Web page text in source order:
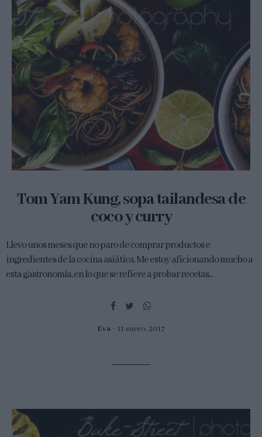
Tom Yam Kung, sopa tailandesa de
coco y curry
Llevo unos meses que no paro de comprar productos e
ingredientes de la cocina asiática. Me estoy aficionando mucho a
esta gastronomía, en lo que se refiere a probar recetas...
Eva 11 enero, 2017